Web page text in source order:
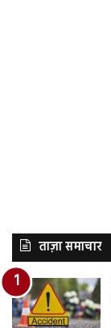
ताज़ा समाचार